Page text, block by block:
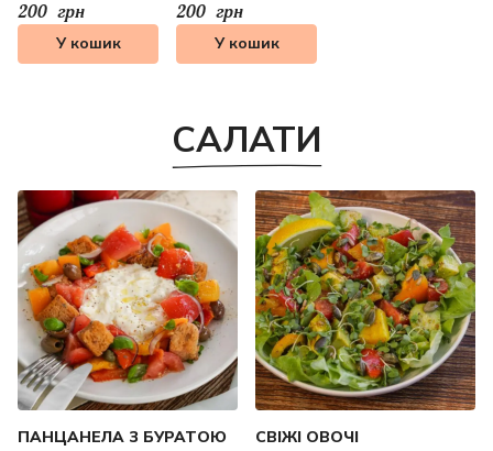
У кошик
200 грн
У кошик
200 грн
САЛАТИ
ПАНЦАНЕЛА З БУРАТОЮ СВІЖІ ОВОЧІ